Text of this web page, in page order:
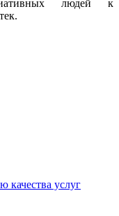
людей к
услуг